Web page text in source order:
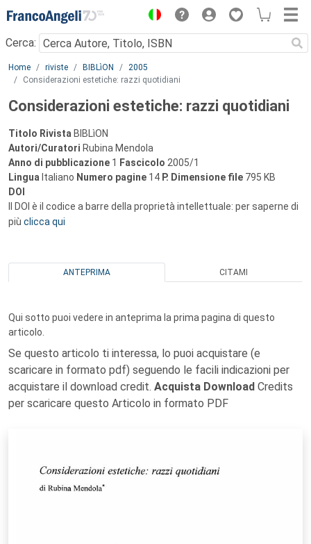
Menu
Cerca:
Main content
Home riviste BIBLìON
2005
Considerazioni estetiche: razzi quotidiani
Considerazioni estetiche: razzi quotidiani
Titolo Rivista BIBLìON
Autori/Curatori Rubina Mendola
Anno di pubblicazione 1 Fascicolo 2005/1
Lingua Italiano Numero pagine 14 P. Dimensione file 795 KB
DOI
Il DOI è il codice a barre della proprietà intellettuale: per saperne di
più clicca qui
ANTEPRIMA CITAMI
Qui sotto puoi vedere in anteprima la prima pagina di questo
articolo.
Se questo articolo ti interessa, lo puoi acquistare (e
scaricare in formato pdf) seguendo le facili indicazioni per
acquistare il download credit. Acquista Download Credits
per scaricare questo Articolo in formato PDF